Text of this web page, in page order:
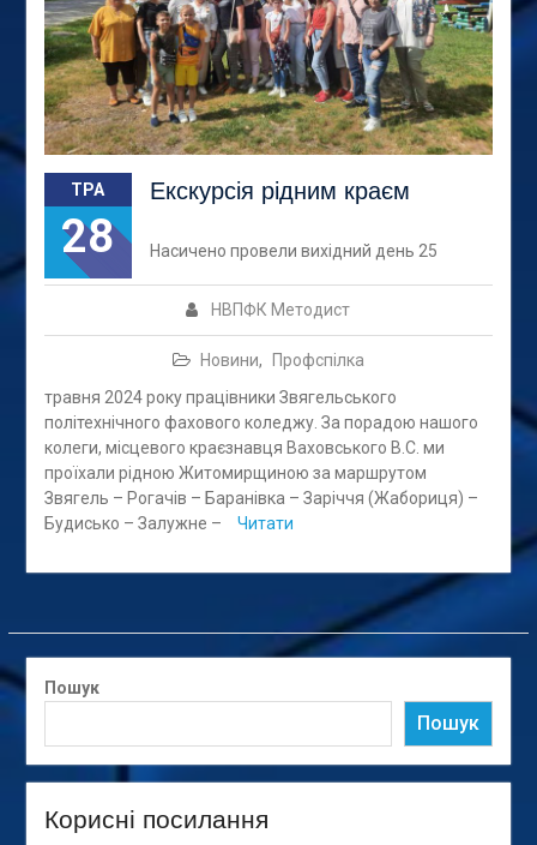
ТРА
28
Екскурсія рідним краєм
НВПФК Методист
Новини, Профспілка
Насичено провели вихідний день 25
травня 2024 року працівники Звягельського
політехнічного фахового коледжу. За порадою нашого
колеги, місцевого краєзнавця Ваховського В.С. ми
проїхали рідною Житомирщиною за маршрутом
Звягель – Рогачів – Баранівка – Заріччя (Жабориця) –
Будисько – Залужне –
Читати
Пошук
Пошук
Корисні посилання